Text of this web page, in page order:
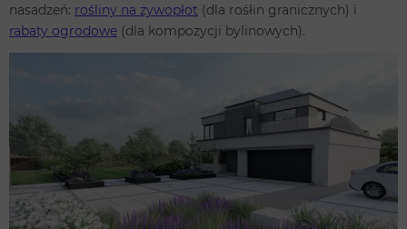
nasadzeń: rośliny na żywopłot (dla rośłin granicznych) i
rabaty ogrodowe (dla kompozycji bylinowych).